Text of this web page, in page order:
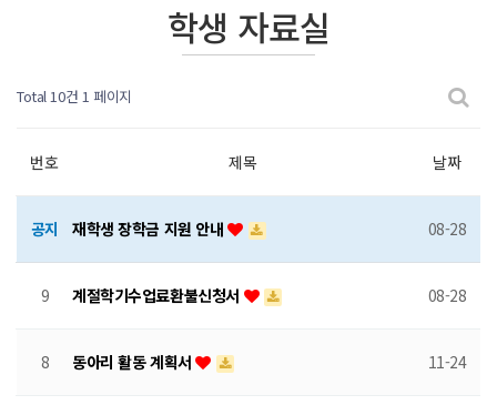
학생 자료실
Total 10건 1 페이지
번호 제목 날짜
공지 재학생 장학금 지원 안내 08-28
9 계절학기수업료환불신청서 08-28
8 동아리 활동 계획서 11-24